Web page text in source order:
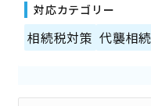
対応カテゴリー
相続税対策 代襲相続